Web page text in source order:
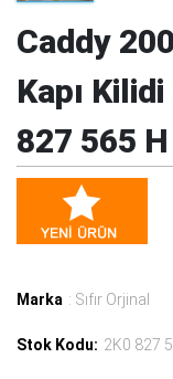
Caddy
Kapı
827 565 H
Marka : Sıfır Orjinal
Stok Kodu: 2K0 827